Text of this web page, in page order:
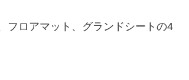
フロアマット、グランドシートの4